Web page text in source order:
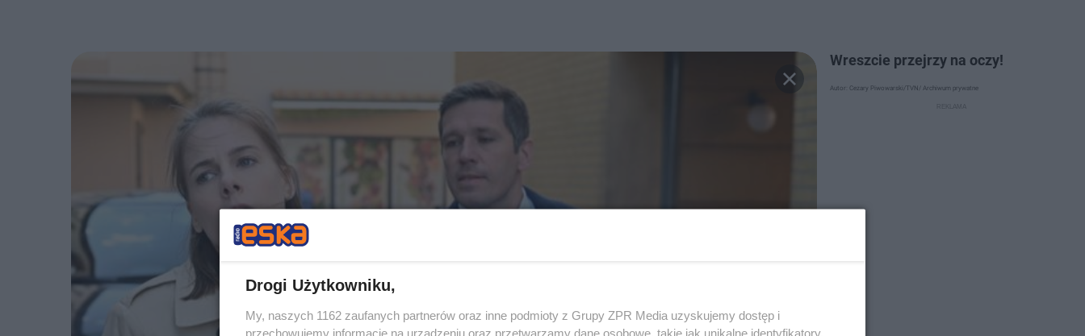
Wreszcie przejrzy na oczy!
Autor: Cezary Piwowarski/TVN/ Archiwum prywatne
Drogi Użytkowniku,
My, naszych 1162 zaufanych partnerów oraz inne podmioty z Grupy ZPR Media uzyskujemy dostęp i
przechowujemy informacje na urządzeniu oraz przetwarzamy dane osobowe, takie jak unikalne identyfikatory,